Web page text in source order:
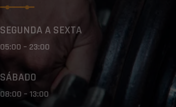
SEGUNDA A SEXTA
05:00 – 23:00
SÁBADO
08:00 – 13:00